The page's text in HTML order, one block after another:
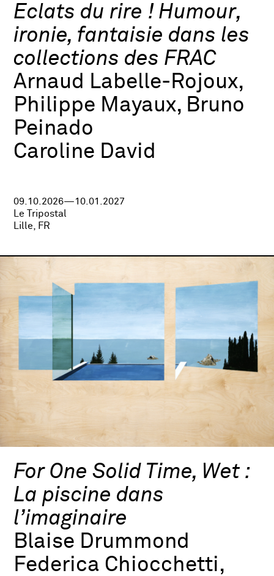
Eclats du rire ! Humour,
ironie, fantaisie dans les
collections des FRAC
Arnaud Labelle-Rojoux,
Philippe Mayaux, Bruno
Peinado
Caroline David
09.10.2026—10.01.2027
Le Tripostal
Lille, FR
For One Solid Time, Wet :
La piscine dans
l’imaginaire
Blaise Drummond
Federica Chiocchetti,